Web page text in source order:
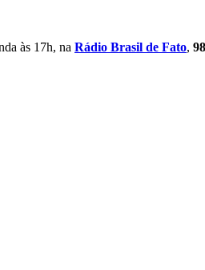
às 17h, na Rádio Brasil de Fato,